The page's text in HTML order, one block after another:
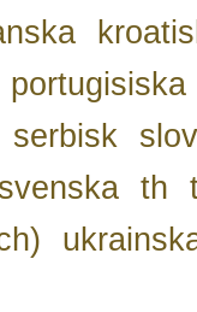
portugisiska
serbisk
svenska th